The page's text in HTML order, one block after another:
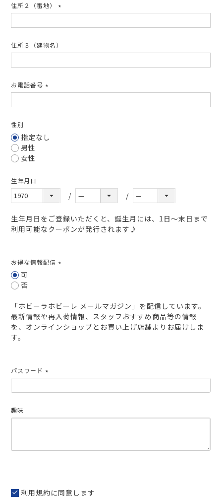
住所２（番地）
須)
住所３（建物名）
お電話番号
須)
性別
指定なし
男性
女性
生年月日
生年月日をご登録いただくと、誕生月には、1日～末日まで
利用可能なクーポンが発行されます♪
お得な情報配信
可
否
「ホビーラホビーレ メールマガジン」を配信しています。
最新情報や再入荷情報、スタッフおすすめ商品等の情報
を、オンラインショップとお買い上げ店舗よりお届けしま
す。
パスワード
須)
趣味
利用規約に同意します